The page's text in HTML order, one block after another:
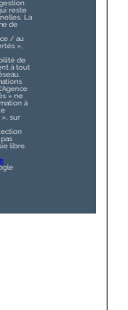
reste
La
de
/ au
»,
de
à tout
» ne
à
», sur
libre.